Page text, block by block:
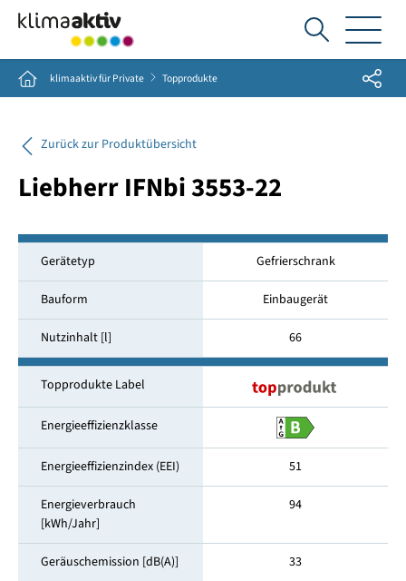
Ich
suche...
Home klimaaktiv für Private Topprodukte Share
Zurück zur Produktübersicht
Liebherr IFNbi 3553-22
Gerätetyp Gefrierschrank
Bauform Einbaugerät
Nutzinhalt [l] 66
Topprodukte Label
Energieeffizienzklasse
Energieeffizienzindex (EEI) 51
Energieverbrauch
[kWh/Jahr]
94
Geräuschemission [dB(A)] 33